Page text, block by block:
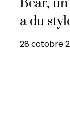
Bear,
a du
28 octobre